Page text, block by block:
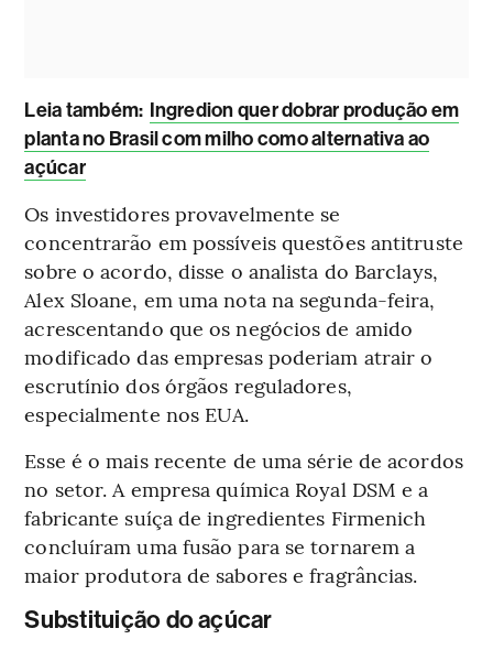
Leia também: Ingredion quer dobrar produção em
planta no Brasil com milho como alternativa ao
açúcar
Os investidores provavelmente se
concentrarão em possíveis questões antitruste
sobre o acordo, disse o analista do Barclays,
Alex Sloane, em uma nota na segunda-feira,
acrescentando que os negócios de amido
modificado das empresas poderiam atrair o
escrutínio dos órgãos reguladores,
especialmente nos EUA.
Esse é o mais recente de uma série de acordos
no setor. A empresa química Royal DSM e a
fabricante suíça de ingredientes Firmenich
concluíram uma fusão para se tornarem a
maior produtora de sabores e fragrâncias.
Substituição do açúcar